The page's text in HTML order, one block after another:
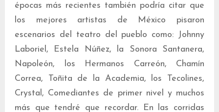
épocas más recientes también podría citar que
los mejores artistas de México pisaron
escenarios del teatro del pueblo como: Johnny
Laboriel, Estela Núñez, la Sonora Santanera,
Napoleón, los Hermanos Carreón, Chamín
Correa, Toñita de la Academia, los Tecolines,
Crystal, Comediantes de primer nivel y muchos
más que tendré que recordar. En las corridas